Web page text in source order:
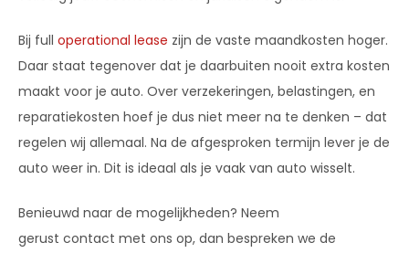
Bij full operational lease zijn de vaste maandkosten hoger.
Daar staat tegenover dat je daarbuiten nooit extra kosten
maakt voor je auto. Over verzekeringen, belastingen, en
reparatiekosten hoef je dus niet meer na te denken – dat
regelen wij allemaal. Na de afgesproken termijn lever je de
auto weer in. Dit is ideaal als je vaak van auto wisselt.
Benieuwd naar de mogelijkheden? Neem
gerust contact met ons op, dan bespreken we de